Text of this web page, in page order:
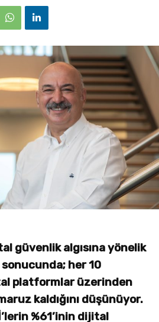
güvenlik algısına yönelik
sonucunda; her 10
platformlar üzerinden
kaldığını düşünüyor.
%61’inin dijital